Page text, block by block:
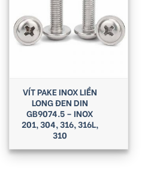
VÍT PAKE INOX LIỀN
LONG ĐEN DIN
GB9074.5 – INOX
201, 304, 316, 316L,
310